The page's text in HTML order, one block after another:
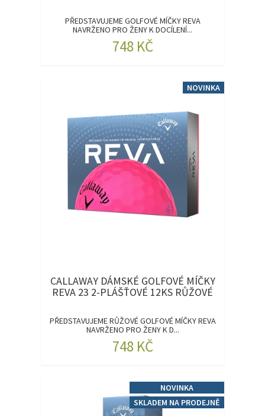
PŘEDSTAVUJEME GOLFOVÉ MÍČKY REVA
NAVRŽENO PRO ŽENY K DOCÍLENÍ...
748 KČ
NOVINKA
CALLAWAY DÁMSKÉ GOLFOVÉ MÍČKY
REVA 23 2-PLÁŠŤOVÉ 12KS RŮŽOVÉ
PŘEDSTAVUJEME RŮŽOVÉ GOLFOVÉ MÍČKY REVA
NAVRŽENO PRO ŽENY K D...
748 KČ
NOVINKA
SKLADEM NA PRODEJNĚ